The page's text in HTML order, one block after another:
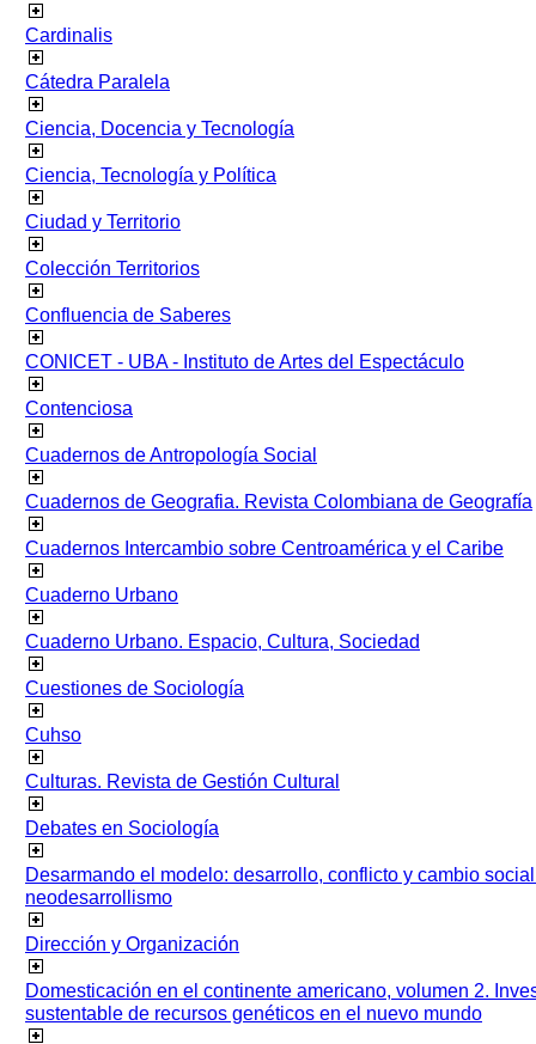
Cardinalis
Cátedra Paralela
Ciencia, Docencia y Tecnología
Ciencia, Tecnología y Política
Ciudad y Territorio
Colección Territorios
Confluencia de Saberes
CONICET - UBA - Instituto de Artes del Espectáculo
Contenciosa
Cuadernos de Antropología Social
Cuadernos de Geografia. Revista Colombiana de Geografía
Cuadernos Intercambio sobre Centroamérica y el Caribe
Cuaderno Urbano
Cuaderno Urbano. Espacio, Cultura, Sociedad
Cuestiones de Sociología
Cuhso
Culturas. Revista de Gestión Cultural
Debates en Sociología
Desarmando el modelo: desarrollo, conflicto y cambio
neodesarrollismo
Dirección y Organización
Domesticación en el continente americano, volumen 2.
sustentable de recursos genéticos en el nuevo mundo